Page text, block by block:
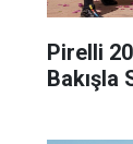
Pirelli
Bakışla